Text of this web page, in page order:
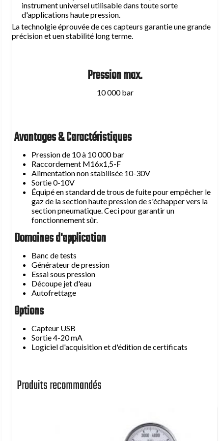
Chaises d'accumulateurs type MA
Colliers fixation accumulateur en U
Unité accumulateur complète
Accessoires de sécurité gaz
Soupape de sécurité 413 bar type VS
Vannes à boisseau gaz 2 voies
Bloc de sécurité type BC
Accessoires de sécurité hydraulique
Bloc de sécurité type BS
Blocs pour soupapes de sécurité type BPV et BAPV
Adaptateurs hydraulique type TF
Equipements de chargement azote
Kit Vérificateur Gonfleur Universel de type PC
Kit Vérificateur Gonfleur M28x1,5 type PCM
Banc d'étalonnage
Cintreuse manuelle hydraulique
Mise en forme du cône
Banc d'étalonnage
Presse Isostatique pour agro-alimentaire
instrument universel utilisable dans toute sorte
d'applications haute pression.
La technolgie éprouvée de ces capteurs garantie une grande
précision et uen stabilité long terme.
Pression max.
10 000 bar
Avantages & Caractéristiques
Pression de 10 à 10 000 bar
Raccordement M16x1,5-F
Alimentation non stabilisée 10-30V
Sortie 0-10V
Équipé en standard de trous de fuite pour empêcher le
gaz de la section haute pression de s'échapper vers la
section pneumatique. Ceci pour garantir un
fonctionnement sûr.
Domaines d'application
Banc de tests
Générateur de pression
Essai sous pression
Découpe jet d'eau
Autofrettage
Options
Capteur USB
Sortie 4-20 mA
Logiciel d'acquisition et d'édition de certificats
Produits recommandés